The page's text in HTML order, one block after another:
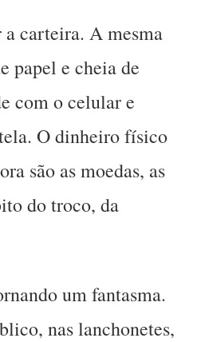
carteira. A mesma
papel e cheia de
com o celular e
O dinheiro físico
são as moedas, as
do troco, da
um fantasma.
nas lanchonetes,